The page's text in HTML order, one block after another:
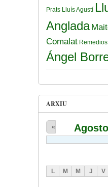
Prats Lluís Agustí
Anglada
Comalat
Ángel
ARXIU
Agosto
«
L M M J V